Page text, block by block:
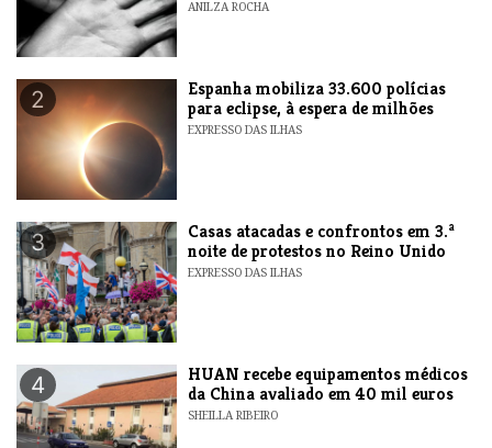
ANILZA ROCHA
2
Espanha mobiliza 33.600 polícias
para eclipse, à espera de milhões
EXPRESSO DAS ILHAS
3
Casas atacadas e confrontos em 3.ª
noite de protestos no Reino Unido
EXPRESSO DAS ILHAS
4
HUAN recebe equipamentos médicos
da China avaliado em 40 mil euros
SHEILLA RIBEIRO